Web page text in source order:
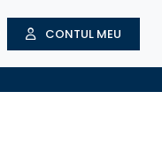
CONTUL MEU